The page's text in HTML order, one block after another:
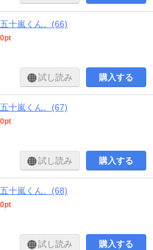
十嵐くん。(66)
試し読み 購入する
十嵐くん。(67)
試し読み 購入する
十嵐くん。(68)
試し読み 購入する